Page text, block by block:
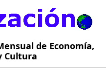
de Economía,
Cultura